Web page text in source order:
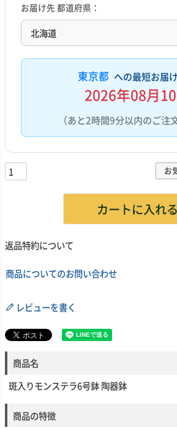
お届け先 都道府県：
東京都 への最短お届
2026年08月
（あと2時間9分以内のご注
お
カートに入れる
返品特約について
商品についてのお問い合わせ
レビューを書く
商品名
斑入りモンステラ6号鉢 陶器鉢
商品の特徴